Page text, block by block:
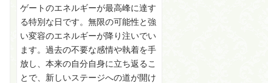
ゲートのエネルギーが最高峰に達す
る特別な日です。無限の可能性と強
い変容のエネルギーが降り注いでい
ます。過去の不要な感情や執着を手
放し、本来の自分自身に立ち返るこ
とで、新しいステージへの道が開け